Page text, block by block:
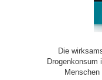
Die
Drogenkonsum